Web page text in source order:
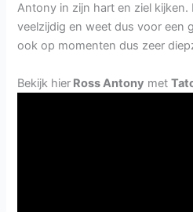
Antony in zijn hart en ziel kijken.
veelzijdig en weet dus voor een
ook op momenten dus zeer
Bekijk hier Ross Antony met